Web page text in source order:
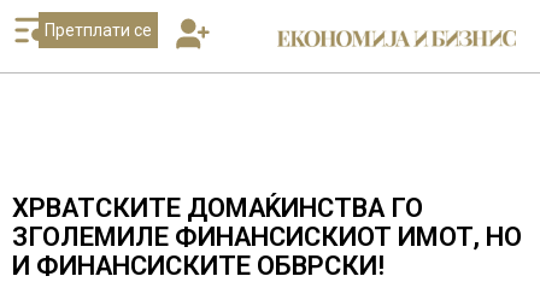
Претплати се
ХРВАТСКИТЕ ДОМАЌИНСТВА ГО
ЗГОЛЕМИЛЕ ФИНАНСИСКИОТ ИМОТ, НО
И ФИНАНСИСКИТЕ ОБВРСКИ!